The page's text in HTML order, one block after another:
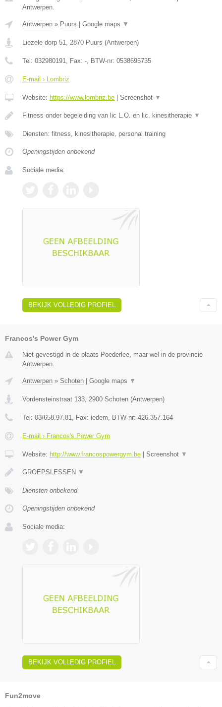
Antwerpen.
Antwerpen » Puurs | Google maps ▼
Liezele dorp 51 2870 Puurs (Antwerpen)
Tel: 032980191 , Fax: - , BTW-nr: 0538695735
E-mail › Lombriz
Website: https://www.lombriz.be | Screenshot ▼
Fitness onder begeleiding van lic L.O. en lic. kinesitherapie ▼
Diensten: fitness, kinesitherapie, personal training
Openingstijden onbekend
Sociale media:
BEKIJK VOLLEDIG PROFIEL
Francos's Power Gym
Niet gevestigd in de plaats Poederlee, maar wel in de provincie
Antwerpen.
Antwerpen » Schoten Google maps ▼
Vordensteinstraat 133, 2900 Schoten (Antwerpen)
Tel: 03/658.97.81, Fax: iedem, BTW-nr: 426.357.164
E-mail › Francos's Power Gym
Website: http://www.francospowergym.be Screenshot ▼
GROEPSLESSEN ▼
Diensten onbekend
Openingstijden onbekend
Sociale media:
BEKIJK VOLLEDIG PROFIEL
Fun2move